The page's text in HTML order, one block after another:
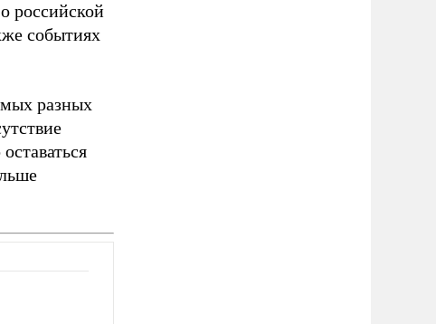
российской
событиях
разных